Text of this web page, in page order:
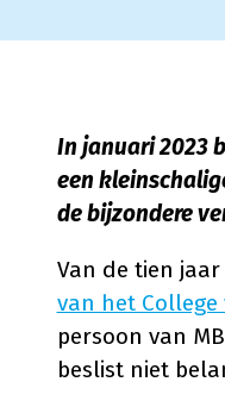
In januari 2023
een
de bijzondere
Van de tien
van het
persoon van
beslist niet